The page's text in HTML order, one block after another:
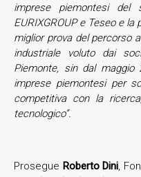
imprese piemontesi del
EURIXGROUP e Teseo e
miglior prova del percorso
industriale voluto dai
Piemonte, sin dal
imprese piemontesi per
competitiva con la
tecnologico”.
Prosegue Roberto Dini,